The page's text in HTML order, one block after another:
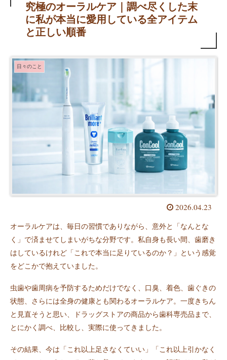
究極のオーラルケア｜調べ尽くした末
に私が本当に愛用している全アイテム
と正しい順番
日々のこと
2026.04.23
オーラルケアは、毎日の習慣でありながら、意外と「なんとな
く」で済ませてしまいがちな分野です。私自身も長い間、歯磨き
はしているけれど「これで本当に足りているのか？」という感覚
をどこかで抱えていました。
虫歯や歯周病を予防するためだけでなく、口臭、着色、歯ぐきの
状態、さらには全身の健康とも関わるオーラルケア。一度きちん
と見直そうと思い、ドラッグストアの商品から歯科専売品まで、
とにかく調べ、比較し、実際に使ってきました。
その結果、今は「これ以上足さなくていい」「これ以上引かなく